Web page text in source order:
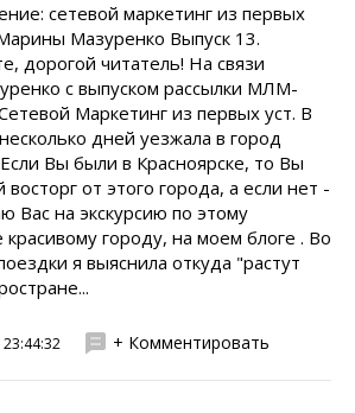
сетевой маркетинг из первых
Мазуренко Выпуск 13.
дорогой читатель! На связи
с выпуском рассылки МЛМ-
Маркетинг из первых уст. В
дней уезжала в город
Вы были в Красноярске, то Вы
от этого города, а если нет -
Вас на экскурсию по этому
городу, на моем блоге . Во
я выяснила откуда "растут
+ Комментировать